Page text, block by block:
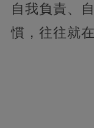
自我負責、
慣，往往就